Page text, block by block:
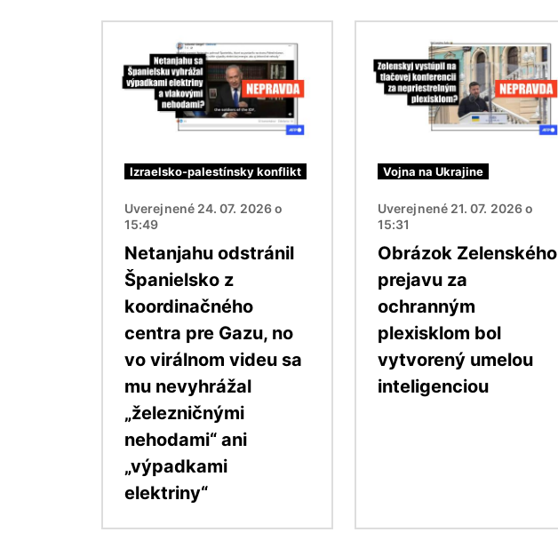
Izraelsko-palestínsky konflikt
Uverejnené 24. 07. 2026 o
15:49
Netanjahu odstránil
Španielsko z
koordinačného
centra pre Gazu, no
vo virálnom videu sa
mu nevyhrážal
„železničnými
nehodami“ ani
„výpadkami
elektriny“
Vojna na Ukrajine
Uverejnené 21. 07. 2026 o
15:31
Obrázok Zelenského
prejavu za
ochranným
plexisklom bol
vytvorený umelou
inteligenciou